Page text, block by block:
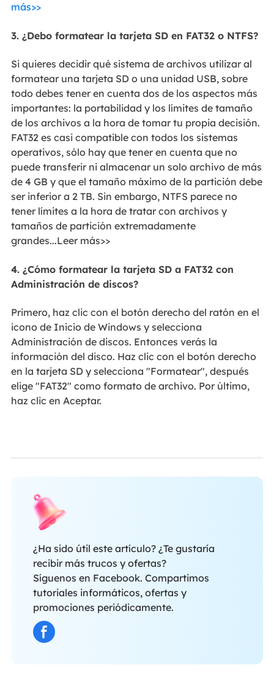
más>>
3. ¿Debo formatear la tarjeta SD en FAT32 o NTFS?
Si quieres decidir qué sistema de archivos utilizar al
formatear una tarjeta SD o una unidad USB, sobre
todo debes tener en cuenta dos de los aspectos más
importantes: la portabilidad y los límites de tamaño
de los archivos a la hora de tomar tu propia decisión.
FAT32 es casi compatible con todos los sistemas
operativos, sólo hay que tener en cuenta que no
puede transferir ni almacenar un solo archivo de más
de 4 GB y que el tamaño máximo de la partición debe
ser inferior a 2 TB. Sin embargo, NTFS parece no
tener límites a la hora de tratar con archivos y
tamaños de partición extremadamente
grandes...Leer más>>
4. ¿Cómo formatear la tarjeta SD a FAT32 con
Administración de discos?
Primero, haz clic con el botón derecho del ratón en el
icono de Inicio de Windows y selecciona
Administración de discos. Entonces verás la
información del disco. Haz clic con el botón derecho
en la tarjeta SD y selecciona "Formatear", después
elige "FAT32" como formato de archivo. Por último,
haz clic en Aceptar.
¿Ha sido útil este artículo? ¿Te gustaría
recibir más trucos y ofertas?
Síguenos en Facebook. Compartimos
tutoriales informáticos, ofertas y
promociones periódicamente.